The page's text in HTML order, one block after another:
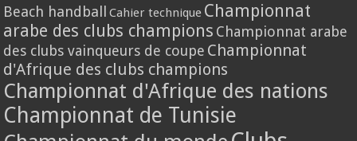
Beach handball Cahier technique Championnat
arabe des clubs champions Championnat arabe
des clubs vainqueurs de coupe Championnat
d'Afrique des clubs champions
Championnat d'Afrique des nations
Championnat de Tunisie